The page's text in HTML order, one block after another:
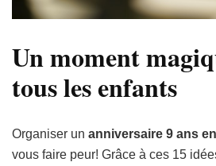
Un moment
tous les enfants
Organiser un anniversaire 9 ans
vous faire peur! Grâce à ces 15